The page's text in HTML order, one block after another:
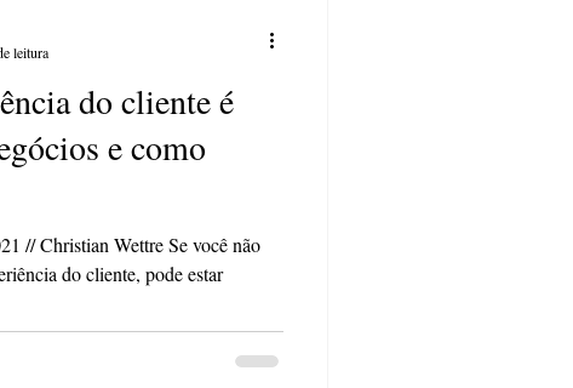
do cliente é
e como
// Christian Wettre Se você não
do cliente, pode estar
leitura